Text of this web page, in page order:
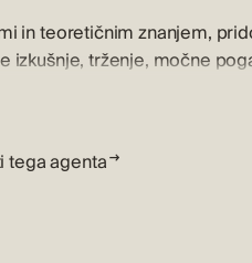
in teoretičnim znanjem,
izkušnje, trženje, močne
ki razume potrebe in
Zna predstaviti
Njene vodstvene
njenim strankam, da
tega agenta